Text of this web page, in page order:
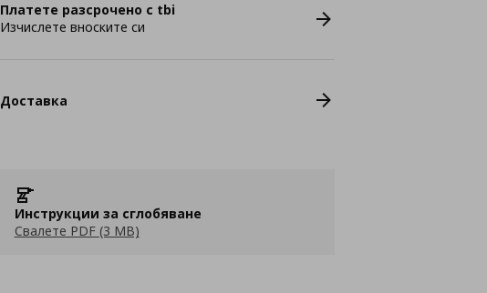
Платете разсрочено с tbi
Изчислете вноските си
Доставка
Инструкции за сглобяване
Свалете PDF (3 MB)